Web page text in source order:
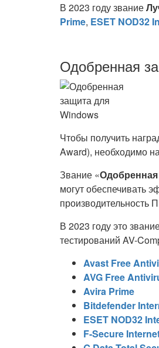
В 2023 году звание
Prime, ESET NOD32
Одобренная
Чтобы получить
Award), необходимо
Звание «
могут обеспечивать
производительность
В 2023 году это
тестирований AV-
Avast Free
AVG Free
Avira Prime
Bitdefender
ESET NOD32
F-Secure